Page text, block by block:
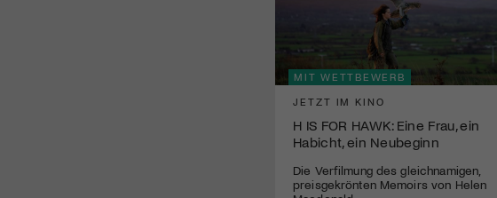
MIT WETTBEWERB
JETZT IM KINO
H IS FOR HAWK: Eine Frau, ein
Habicht, ein Neubeginn
Die Verfilmung des gleichnamigen,
preisgekrönten Memoirs von Helen